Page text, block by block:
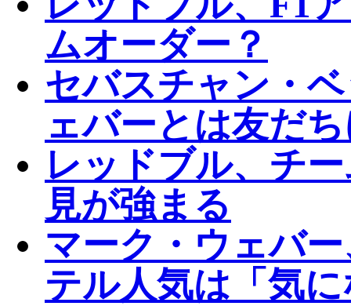
ムオーダー？
セバスチャン・
ェバーとは友だ
レッドブル、チ
見が強まる
マーク・ウェバ
テル人気は「気